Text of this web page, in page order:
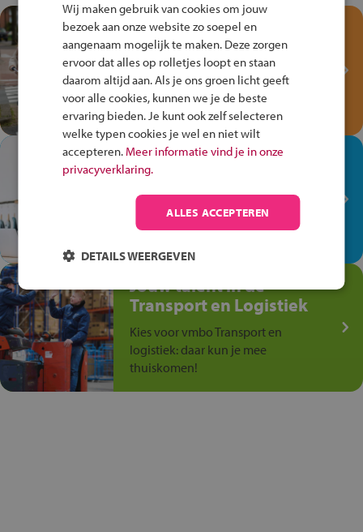
Test je kennis met het
Fiets Veilig
Verkeersspel!
Speel het Fiets Veilig Verkeersspel
en win een Cortina-fiets!
In de winkel ben je op je
plek!
Ontdek via het vmbo jouw talent
op de winkelvloer, waar elke dag
Jouw talent in de
Transport en Logistiek
Kies voor vmbo Transport en
logistiek: daar kun je mee
thuiskomen!
Wij maken gebruik van cookies om jouw
bezoek aan onze website zo soepel en
aangenaam mogelijk te maken. Deze zorgen
ervoor dat alles op rolletjes loopt en staan
daarom altijd aan. Als je ons groen licht geeft
voor alle cookies, kunnen we je de beste
ervaring bieden. Je kunt ook zelf selecteren
welke typen cookies je wel en niet wilt
accepteren. Meer informatie vind je in onze
privacyverklaring.
ALLES ACCEPTEREN
DETAILS WEERGEVEN